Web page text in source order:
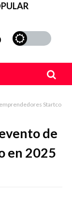
Startco
de
en 2025